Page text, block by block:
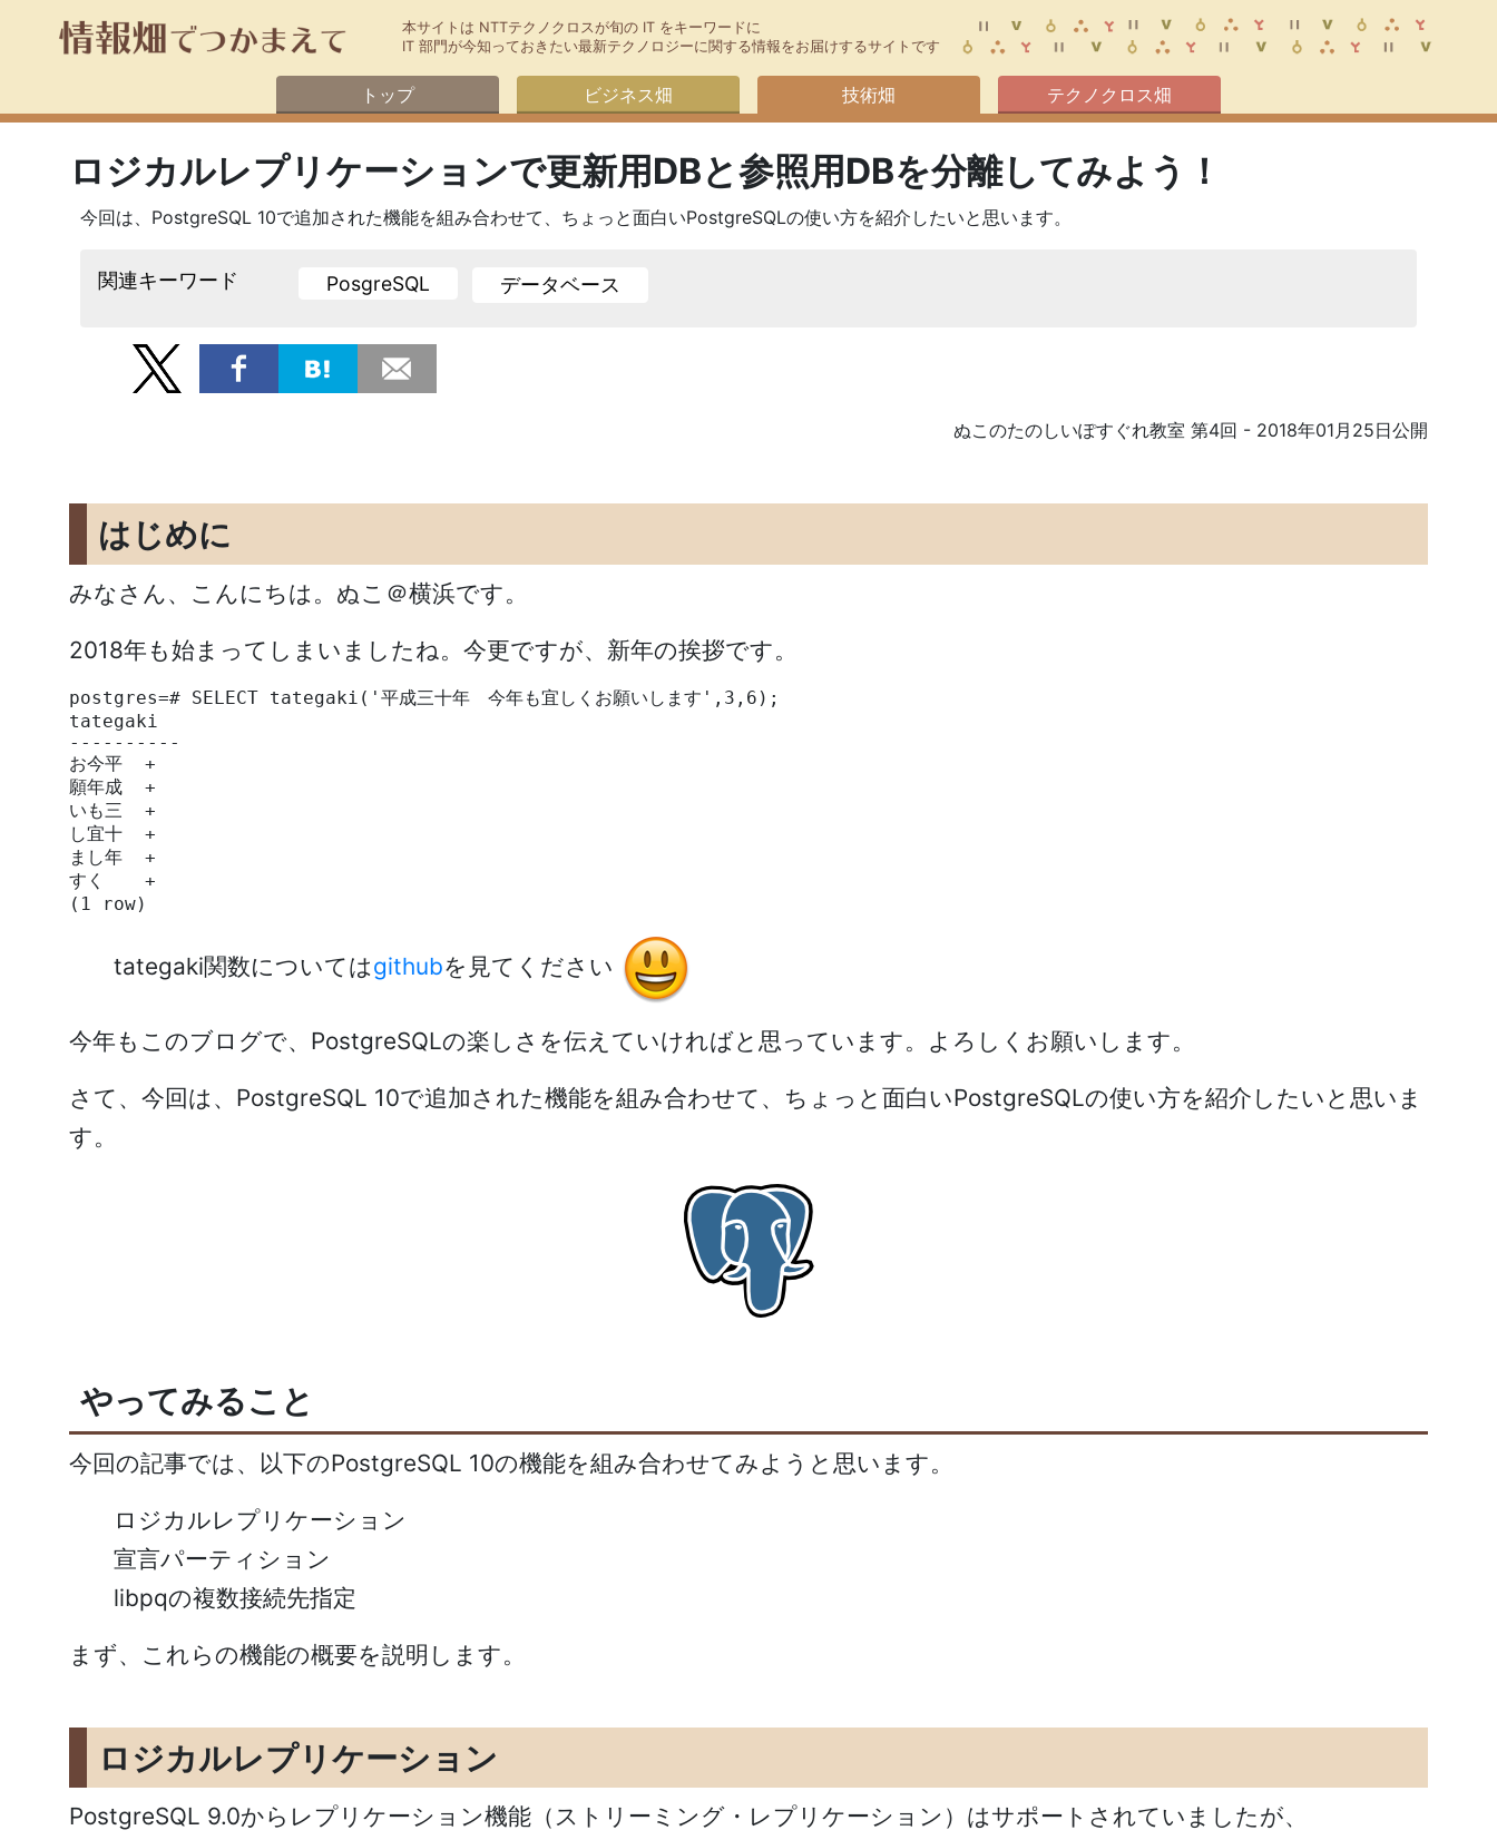
本サイトは NTTテクノクロスが旬の IT をキーワードに
IT 部門が今知っておきたい最新テクノロジーに関する情報をお届けするサイトです
トップ ビジネス畑 技術畑 テクノクロス畑
ロジカルレプリケーションで更新用DBと参照用DBを分離してみよう！
今回は、PostgreSQL 10で追加された機能を組み合わせて、ちょっと面白いPostgreSQLの使い方を紹介したいと思います。
関連キーワード PosgreSQL データベース
ぬこのたのしいぽすぐれ教室 第4回 - 2018年01月25日公開
はじめに
みなさん、こんにちは。ぬこ＠横浜です。
2018年も始まってしまいましたね。今更ですが、新年の挨拶です。
postgres=# SELECT tategaki('平成三十年　今年も宜しくお願いします',3,6);
tategaki
----------
お今平  +
願年成  +
いも三  +
し宜十  +
まし年  +
すく　  +
tategaki関数についてはgithubを見てください
今年もこのブログで、PostgreSQLの楽しさを伝えていければと思っています。よろしくお願いします。
さて、今回は、PostgreSQL 10で追加された機能を組み合わせて、ちょっと面白いPostgreSQLの使い方を紹介したいと思いま
す。
やってみること
今回の記事では、以下のPostgreSQL 10の機能を組み合わせてみようと思います。
ロジカルレプリケーション
宣言パーティション
libpqの複数接続先指定
まず、これらの機能の概要を説明します。
ロジカルレプリケーション
PostgreSQL 9.0からレプリケーション機能（ストリーミング・レプリケーション）はサポートされていましたが、